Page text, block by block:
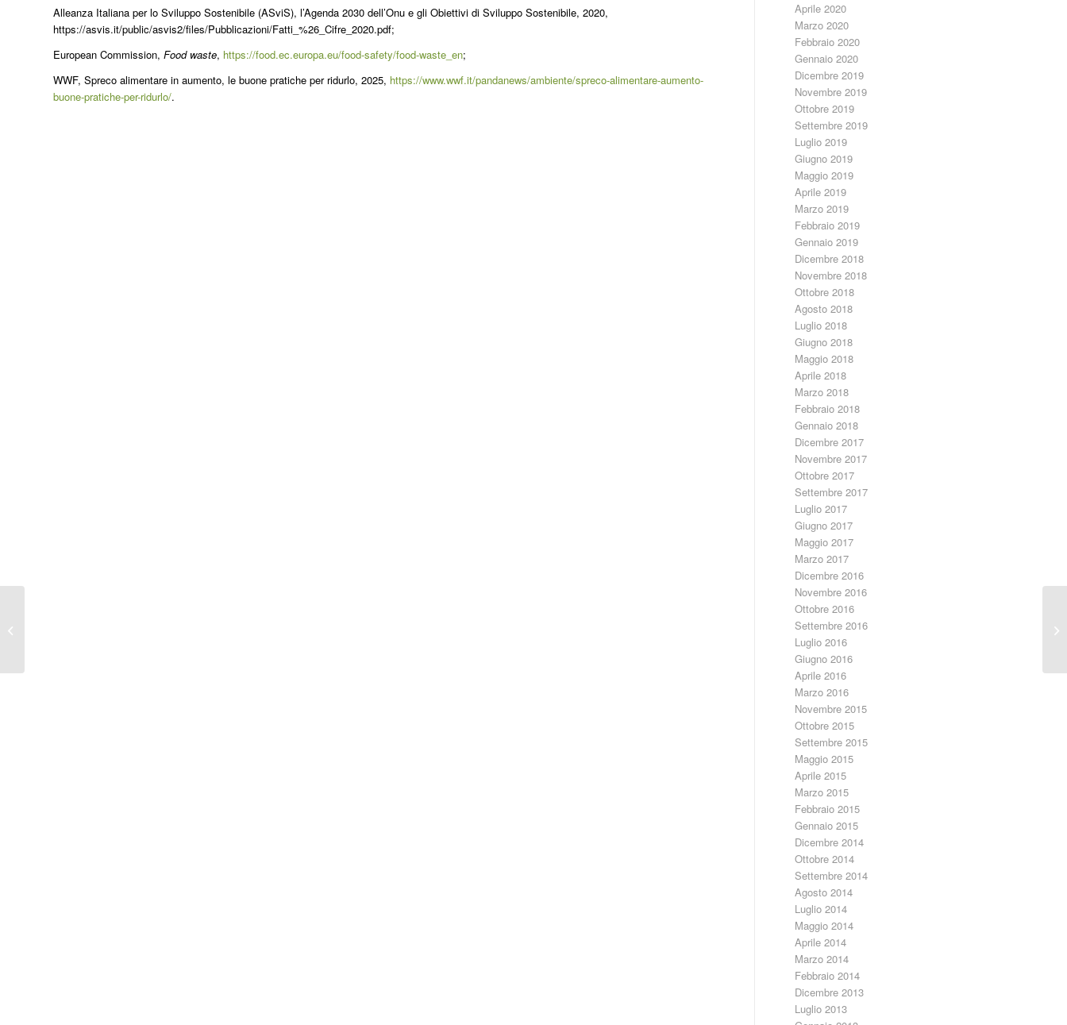
Alleanza Italiana per lo Sviluppo Sostenibile (ASviS), l’Agenda 2030 dell’Onu e gli Obiettivi di Sviluppo Sostenibile, 2020,
https://asvis.it/public/asvis2/files/Pubblicazioni/Fatti_%26_Cifre_2020.pdf;
European Commission, Food waste, https://food.ec.europa.eu/food-safety/food-waste_en;
WWF, Spreco alimentare in aumento, le buone pratiche per ridurlo, 2025, https://www.wwf.it/pandanews/ambiente/spreco-alimentare-aumento-
buone-pratiche-per-ridurlo/.
Aprile 2020
Marzo 2020
Febbraio 2020
Gennaio 2020
Dicembre 2019
Novembre 2019
Ottobre 2019
Settembre 2019
Luglio 2019
Giugno 2019
Maggio 2019
Aprile 2019
Marzo 2019
Febbraio 2019
Gennaio 2019
Dicembre 2018
Novembre 2018
Ottobre 2018
Agosto 2018
Luglio 2018
Giugno 2018
Maggio 2018
Aprile 2018
Marzo 2018
Febbraio 2018
Gennaio 2018
Dicembre 2017
Novembre 2017
Ottobre 2017
Settembre 2017
Luglio 2017
Giugno 2017
Maggio 2017
Marzo 2017
Dicembre 2016
Novembre 2016
Ottobre 2016
Settembre 2016
Luglio 2016
Giugno 2016
Aprile 2016
Marzo 2016
Novembre 2015
Ottobre 2015
Settembre 2015
Maggio 2015
Aprile 2015
Marzo 2015
Febbraio 2015
Gennaio 2015
Dicembre 2014
Ottobre 2014
Settembre 2014
Agosto 2014
Luglio 2014
Maggio 2014
Aprile 2014
Marzo 2014
Febbraio 2014
Dicembre 2013
Luglio 2013